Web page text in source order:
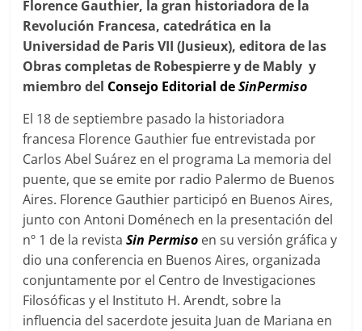
Florence Gauthier, la gran historiadora de la
Revolución Francesa, catedrática en la
Universidad de Pari­s VII (Jusieux), editora de las
Obras completas de Robespierre y de Mably y
miembro del Consejo Editorial deSinPermiso
El 18 de septiembre pasado la historiadora
francesa Florence Gauthier fue entrevistada por
Carlos Abel Suárez en el programa La memoria del
puente, que se emite por radio Palermo de Buenos
Aires. Florence Gauthier participó en Buenos Aires,
junto con Antoni Doménech en la presentación del
nº 1 de la revistaSin Permiso en su versión gráfica y
dio una conferencia en Buenos Aires, organizada
conjuntamente por el Centro de Investigaciones
Filosóficas y el Instituto H. Arendt, sobre la
influencia del sacerdote jesuita Juan de Mariana en